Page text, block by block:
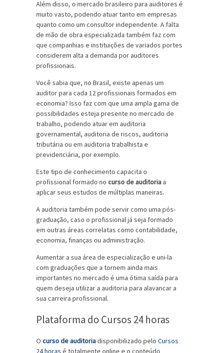
Além disso, o mercado brasileiro para auditores é
muito vasto, podendo atuar tanto em empresas
quanto como um consultor independente. A falta
de mão de obra especializada também faz com
que companhias e instituições de variados portes
considerem alta a demanda por auditores
profissionais.
Você sabia que, no Brasil, existe apenas um
auditor para cada 12 profissionais formados em
economia? Isso faz com que uma ampla gama de
possibilidades esteja presente no mercado de
trabalho, podendo atuar em auditoria
governamental, auditoria de riscos, auditoria
tributária ou em auditoria trabalhista e
previdenciária, por exemplo.
Este tipo de conhecimento capacita o
profissional formado no curso de auditoria a
aplicar seus estudos de múltiplas maneiras.
A auditoria também pode servir como uma pós-
graduação, caso o profissional já seja formado
em outras áreas correlatas como contabilidade,
economia, finanças ou administração.
Aumentar a sua área de especialização e uni-la
com graduações que a tornem ainda mais
importantes no mercado é uma ótima saída para
quem deseja utilizar a auditoria para alavancar a
sua carreira profissional.
Plataforma do Cursos 24 horas
O curso de auditoriadisponibilizado pelo Cursos
24 horas é totalmente online e o conteúdo